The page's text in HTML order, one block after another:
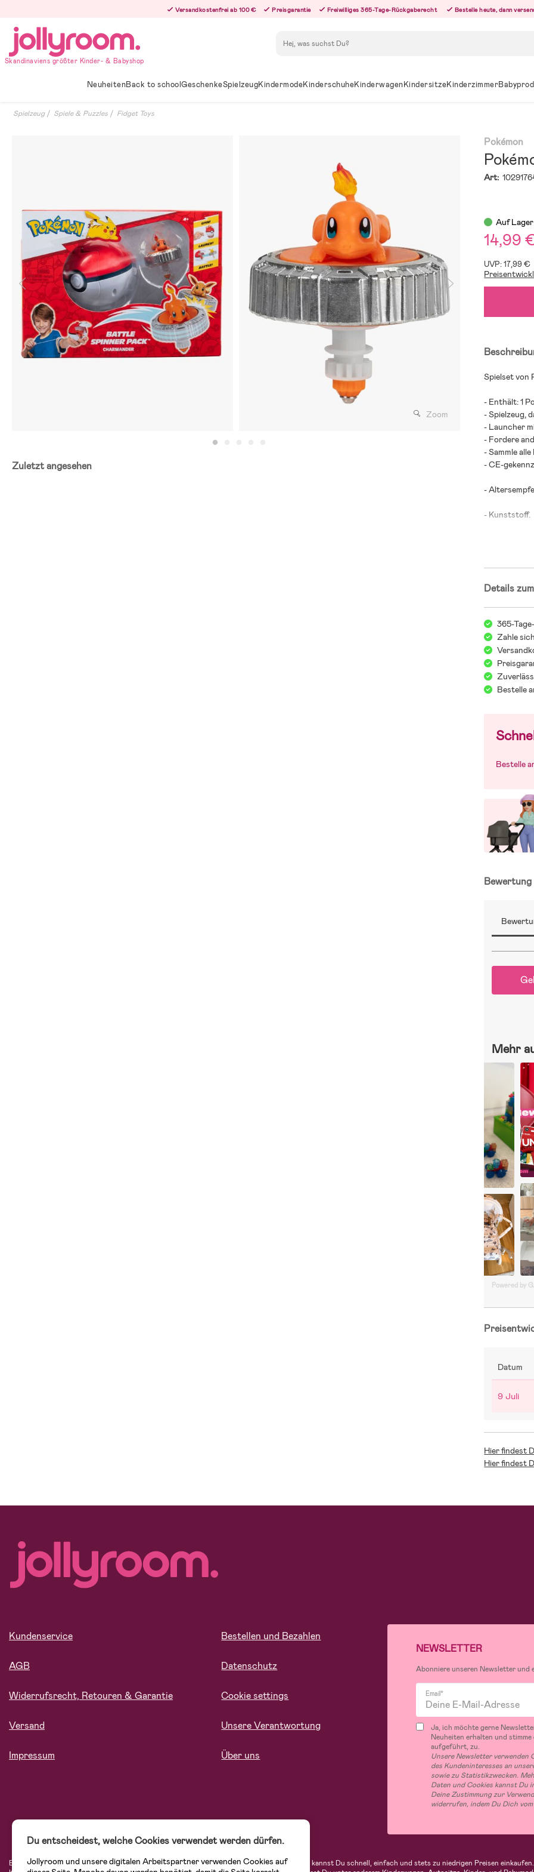
innehållet
Versandkostenfrei ab 100 € Preisgarantie Freiwilliges 365-Tage-Rückgaberecht Bestelle heute, dann
Skandinaviens größter Kinder- & Babyshop
NeuheitenBack to schoolGeschenkeSpielzeugKindermodeKinderschuheKinderwagenKindersitzeKinderzimmer
Spielzeug Spiele & Puzzles Fidget Toys
Zoom
Zuletzt angesehen
Pokémon
Art:
Auf Lager
14,99
UVP: 17,99 €
Spielset von
- Enthält: 1
- Spielzeug,
- Launcher
- Fordere
- Sammle
- CE-
-
- Kunststoff.
Details
365-
Zahle
Bestelle
Bestelle
Bewertung
Mehr
Powered by
Datum
9 Juli
Hier findest
Hier findest
Kundenservice
AGB
Widerrufsrecht, Retouren & Garantie
Versand
Impressum
Bestellen und Bezahlen
Datenschutz
Cookie settings
Unsere Verantwortung
Über uns
NEWSLETTER
Abonniere unseren Newsletter und
Email*
Ja, ich möchte gerne
Neuheiten erhalten und
aufgeführt, zu.
Unsere Newsletter verwenden
des Kundeninteresses an
sowie zu Statistikzwecken.
Daten und Cookies kannst Du
Deine Zustimmung zur
widerrufen, indem Du Dich
Bei Jollyroom.at findest Du eine tolle Auswahl an Produkten für Familien mit Kindern. Bei uns kannst Du schnell, einfach und stets zu niedrigen Preisen
Du entscheidest, welche Cookies verwendet werden dürfen.
Jollyroom und unsere digitalen Arbeitspartner verwenden Cookies auf